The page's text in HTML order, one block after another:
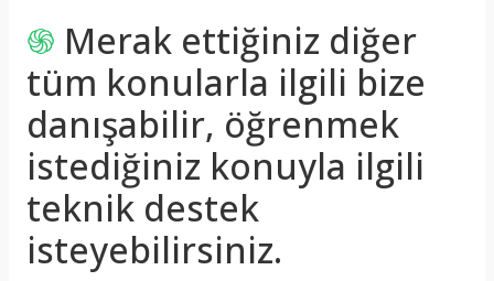
֍ Merak ettiğiniz diğer
tüm konularla ilgili bize
danışabilir, öğrenmek
istediğiniz konuyla ilgili
teknik destek
isteyebilirsiniz.